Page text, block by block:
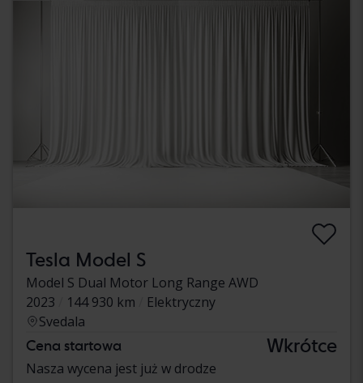
Tesla Model S
Model S Dual Motor Long Range AWD
2023
144 930 km
Elektryczny
Svedala
Cena startowa Wkrótce
Nasza wycena jest już w drodze